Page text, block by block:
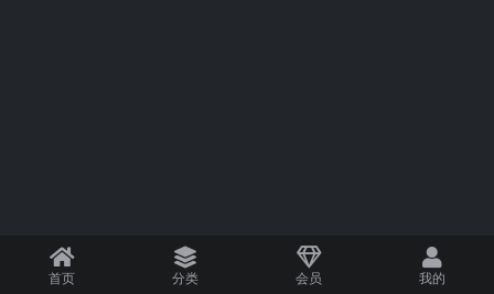
首页 分类 会员 我的